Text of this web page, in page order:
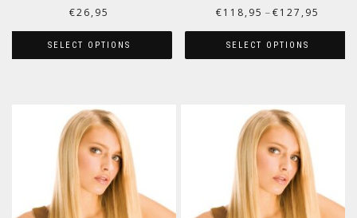
€26,95
SELECT OPTIONS
€118,95 – €127,95
SELECT OPTIONS